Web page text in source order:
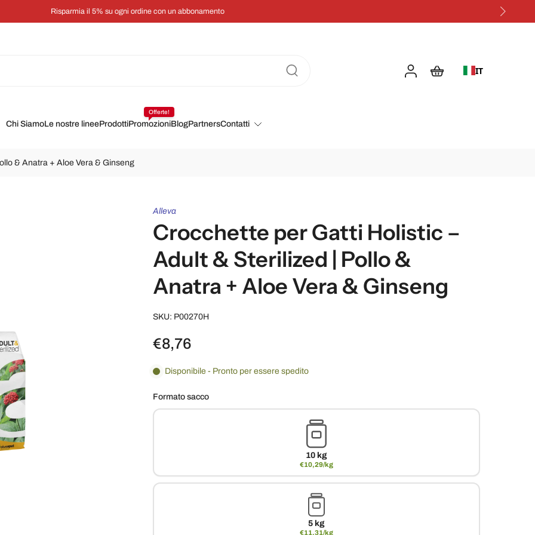
Risparmia il 5% su ogni ordine con un abbonamento
IT
Chi SiamoLe nostre lineeProdottiPromozioni
Offerte!
BlogPartnersContatti
& Anatra + Aloe Vera & Ginseng
Alleva
Crocchette per Gatti Holistic –
Adult & Sterilized | Pollo &
Anatra + Aloe Vera & Ginseng
SKU: P00270H
€8,76
Disponibile - Pronto per essere spedito
Formato sacco
10 kg
€10,29/kg
5 kg
€11,31/kg